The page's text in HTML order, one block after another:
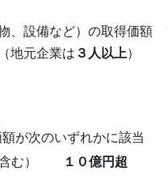
設備など）の取得価額
（地元企業は ３人以上）
が次のいずれかに該当
含む）
１０億円超